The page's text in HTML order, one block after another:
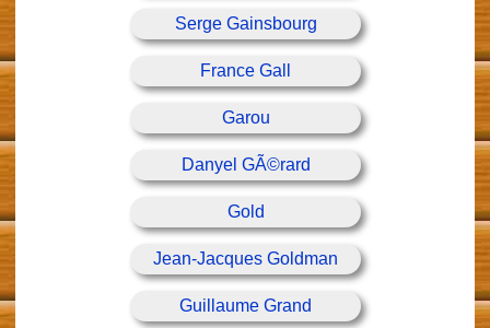
Serge Gainsbourg
France Gall
Garou
Danyel GÃ©rard
Gold
Jean-Jacques Goldman
Guillaume Grand